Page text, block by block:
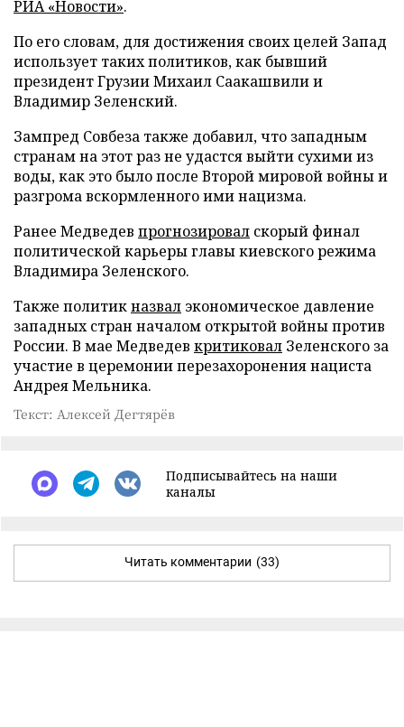
РИА «Новости».
По его словам, для достижения своих целей Запад
использует таких политиков, как бывший
президент Грузии Михаил Саакашвили и
Владимир Зеленский.
Зампред Совбеза также добавил, что западным
странам на этот раз не удастся выйти сухими из
воды, как это было после Второй мировой войны и
разгрома вскормленного ими нацизма.
Ранее Медведев прогнозировал скорый финал
политической карьеры главы киевского режима
Владимира Зеленского.
Также политикназвал экономическое давление
западных стран началом открытой войны против
России. В мае Медведев критиковал Зеленского за
участие в церемонии перезахоронения нациста
Андрея Мельника.
Текст: Алексей Дегтярёв
Подписывайтесь на наши
каналы
Читать комментарии (33)